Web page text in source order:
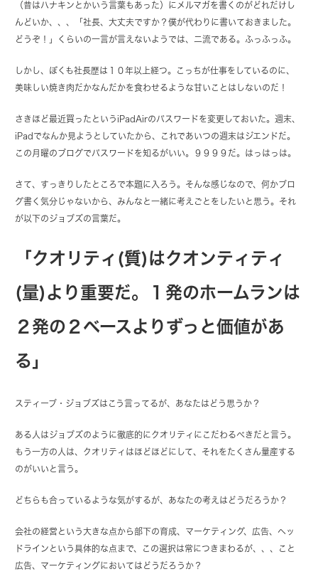
（昔はハナキンとかいう言葉もあった）にメルマガを書くのがどれだけし
んどいか、、、「社長、大丈夫ですか？僕が代わりに書いておきました。
どうぞ！」くらいの一言が言えないようでは、二流である。ふっふっふ。
しかし、ぼくも社長歴は１０年以上経つ。こっちが仕事をしているのに、
美味しい焼き肉だかなんだかを食わせるような甘いことはしないのだ！
さきほど最近買ったというiPadAirのパスワードを変更しておいた。週末、
iPadでなんか見ようとしていたから、これであいつの週末はジエンドだ。
この月曜のブログでパスワードを知るがいい。９９９９だ。はっはっは。
さて、すっきりしたところで本題に入ろう。そんな感じなので、何かブロ
グ書く気分じゃないから、みんなと一緒に考えごとをしたいと思う。それ
が以下のジョブズの言葉だ。
「クオリティ(質)はクオンティティ
(量)より重要だ。１発のホームランは
２発の２ベースよりずっと価値があ
る」
スティーブ・ジョブズはこう言ってるが、あなたはどう思うか？
ある人はジョブズのように徹底的にクオリティにこだわるべきだと言う。
もう一方の人は、クオリティはほどほどにして、それをたくさん量産する
のがいいと言う。
どちらも合っているような気がするが、あなたの考えはどうだろうか？
会社の経営という大きな点から部下の育成、マーケティング、広告、ヘッ
ドラインという具体的な点まで、この選択は常につきまわるが、、、こと
広告、マーケティングにおいてはどうだろうか？